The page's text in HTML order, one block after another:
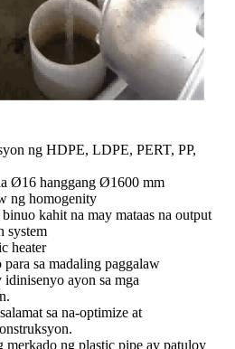
ng HDPE, LDPE, PERT, PP,
Ø16 hanggang Ø1600 mm
ng homogenity
kahit na may mataas na output
system
heater
sa madaling paggalaw
ayon sa mga
sa na-optimize at
merkado ng plastic pipe ay patuloy